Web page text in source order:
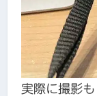
実際に撮影